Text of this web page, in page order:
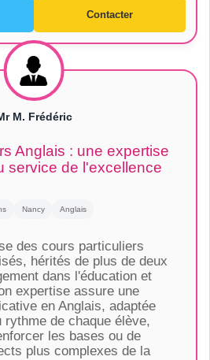
Contacter
M. Frédéric
Anglais : une expertise
service de l'excellence
Nancy Anglais
des cours particuliers
hérités de plus de deux
dans l'éducation et
expertise assure une
en Anglais, adaptée
de chaque élève,
les bases ou de
plus complexes de la